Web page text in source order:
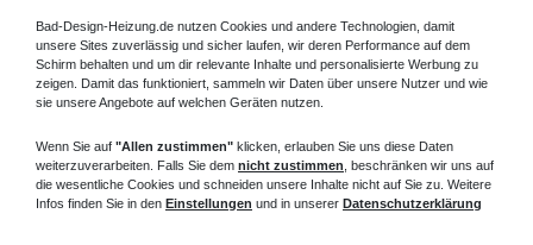
Bad-Design-Heizung.de nutzen Cookies und andere Technologien, damit
unsere Sites zuverlässig und sicher laufen, wir deren Performance auf dem
Schirm behalten und um dir relevante Inhalte und personalisierte Werbung zu
zeigen. Damit das funktioniert, sammeln wir Daten über unsere Nutzer und wie
sie unsere Angebote auf welchen Geräten nutzen.
Wenn Sie auf "Allen zustimmen" klicken, erlauben Sie uns diese Daten
weiterzuverarbeiten. Falls Sie dem nicht zustimmen , beschränken wir uns auf
die wesentliche Cookies und schneiden unsere Inhalte nicht auf Sie zu. Weitere
Infos finden Sie in den Einstellungen und in unserer Datenschutzerklärung